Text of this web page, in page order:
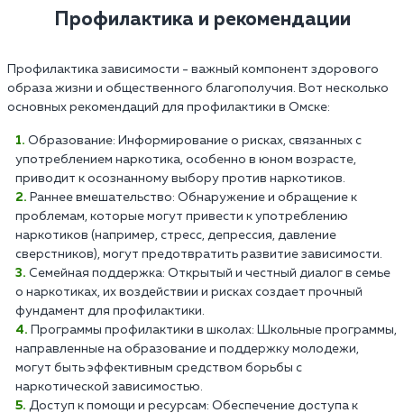
Профилактика и рекомендации
Профилактика зависимости - важный компонент здорового
образа жизни и общественного благополучия. Вот несколько
основных рекомендаций для профилактики в Омске:
Образование: Информирование о рисках, связанных с
употреблением наркотика, особенно в юном возрасте,
приводит к осознанному выбору против наркотиков.
Раннее вмешательство: Обнаружение и обращение к
проблемам, которые могут привести к употреблению
наркотиков (например, стресс, депрессия, давление
сверстников), могут предотвратить развитие зависимости.
Семейная поддержка: Открытый и честный диалог в семье
о наркотиках, их воздействии и рисках создает прочный
фундамент для профилактики.
Программы профилактики в школах: Школьные программы,
направленные на образование и поддержку молодежи,
могут быть эффективным средством борьбы с
наркотической зависимостью.
Доступ к помощи и ресурсам: Обеспечение доступа к